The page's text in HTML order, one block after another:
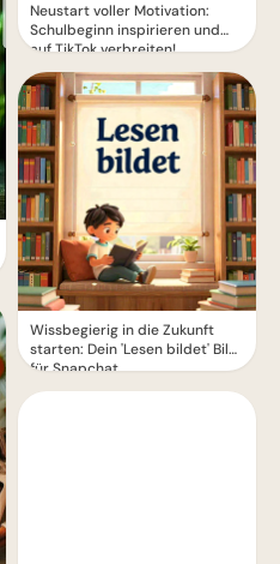
Neustart voller Motivation:
Schulbeginn inspirieren und
auf TikTok verbreiten!
Wissbegierig in die Zukunft
starten: Dein 'Lesen bildet' Bild
für Snapchat